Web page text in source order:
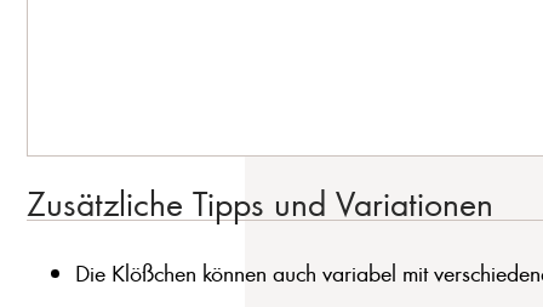
Zusätzliche Tipps und Variationen
Die Klößchen können auch variabel mit